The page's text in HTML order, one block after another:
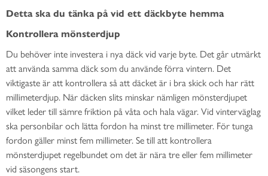
Detta ska du tänka på vid ett däckbyte hemma
Kontrollera mönsterdjup
Du behöver inte investera i nya däck vid varje byte. Det går utmärkt
att använda samma däck som du använde förra vintern. Det
viktigaste är att kontrollera så att däcket är i bra skick och har rätt
millimeterdjup. När däcken slits minskar nämligen mönsterdjupet
vilket leder till sämre friktion på våta och hala vägar. Vid vinterväglag
ska personbilar och lätta fordon ha minst tre millimeter. För tunga
fordon gäller minst fem millimeter. Se till att kontrollera
mönsterdjupet regelbundet om det är nära tre eller fem millimeter
vid säsongens start.